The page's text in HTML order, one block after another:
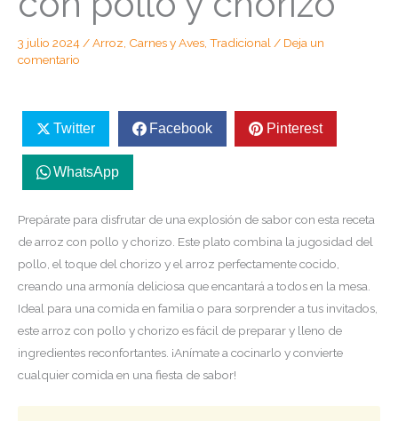
3 julio 2024 /Arroz Carnes y Aves Tradicional / Deja un
comentario
Twitter Facebook Pinterest
WhatsApp
Prepárate para disfrutar de una explosión de sabor con esta receta
de arroz con pollo y chorizo. Este plato combina la jugosidad del
pollo, el toque del chorizo y el arroz perfectamente cocido,
creando una armonía deliciosa que encantará a todos en la mesa.
Ideal para una comida en familia o para sorprender a tus invitados,
este arroz con pollo y chorizo es fácil de preparar y lleno de
ingredientes reconfortantes. ¡Anímate a cocinarlo y convierte
cualquier comida en una fiesta de sabor!